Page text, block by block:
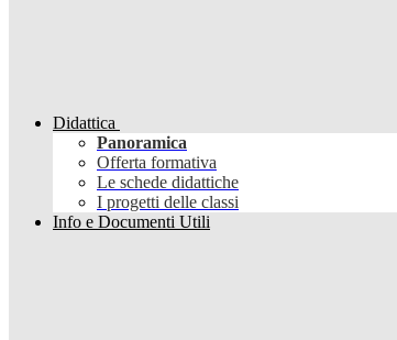
Didattica
Panoramica
Offerta formativa
Le schede didattiche
I progetti delle classi
Info e Documenti Utili